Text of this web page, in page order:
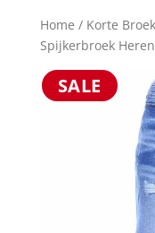
Home / Korte
Spijkerbroek
SALE